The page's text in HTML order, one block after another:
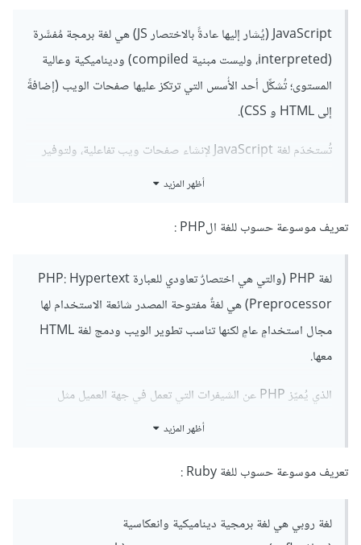
JavaScript (يُشار إليها عادةً بالاختصار JS) هي لغة برمجة مُفسَّرة
(interpreted، وليست مبنية compiled) وديناميكية وعالية
المستوى؛ تُشكِّل أحد الأُسس التي ترتكز عليها صفحات الويب (إضافةً
إلى HTML و CSS).
تُستخدَم لغة JavaScript لإنشاء صفحات ويب تفاعلية، ولتوفير
تطبيقات ويب بما في ذلك الألعاب؛ وهي مُستعمَلة من أغلبية المواقع،
أظهر المزيد
تعريف موسوعة حسوب للغة الPHP :
لغة PHP (والتي هي اختصارٌ تعاودي للعبارة PHP: Hypertext
Preprocessor) هي لغةٌ مفتوحة المصدر شائعة الاستخدام لها
مجال استخدامٍ عامٍ لكنها تناسب تطوير الويب ودمج لغة HTML
معها.
الذي يُميّز PHP عن الشيفرات التي تعمل في جهة العميل مثل
JavaScript هو أنَّ شيفرات PHP ستُنفَّذ على الخادم، مما يولِّد
سيستلم ناتج تنفيذ شيفرة PHP ولن يعلم ما هي الشيفرة الأصلية
أظهر المزيد
تعريف موسوعة حسوب للغة Ruby :
لغة روبي هي لغة برمجية ديناميكية وانعكاسية